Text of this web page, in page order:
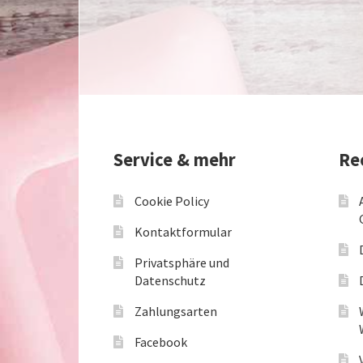
Service & mehr
Cookie Policy
Kontaktformular
Privatsphäre und
Datenschutz
Zahlungsarten
Facebook